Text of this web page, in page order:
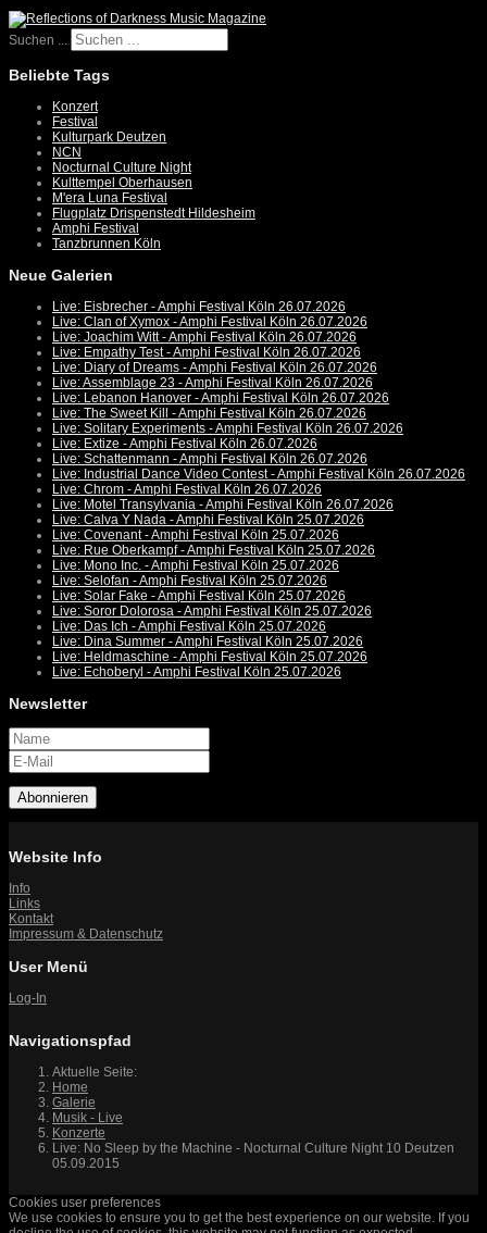
Suchen ...
Beliebte Tags
Konzert
Festival
Kulturpark Deutzen
NCN
Nocturnal Culture Night
Kulttempel Oberhausen
M'era Luna Festival
Flugplatz Drispenstedt Hildesheim
Amphi Festival
Tanzbrunnen Köln
Neue Galerien
Live: Eisbrecher - Amphi Festival Köln 26.07.2026
Live: Clan of Xymox - Amphi Festival Köln 26.07.2026
Live: Joachim Witt - Amphi Festival Köln 26.07.2026
Live: Empathy Test - Amphi Festival Köln 26.07.2026
Live: Diary of Dreams - Amphi Festival Köln 26.07.2026
Live: Assemblage 23 - Amphi Festival Köln 26.07.2026
Live: Lebanon Hanover - Amphi Festival Köln 26.07.2026
Live: The Sweet Kill - Amphi Festival Köln 26.07.2026
Live: Solitary Experiments - Amphi Festival Köln 26.07.2026
Live: Extize - Amphi Festival Köln 26.07.2026
Live: Schattenmann - Amphi Festival Köln 26.07.2026
Live: Industrial Dance Video Contest - Amphi Festival Köln 26.07.2026
Live: Chrom - Amphi Festival Köln 26.07.2026
Live: Motel Transylvania - Amphi Festival Köln 26.07.2026
Live: Calva Y Nada - Amphi Festival Köln 25.07.2026
Live: Covenant - Amphi Festival Köln 25.07.2026
Live: Rue Oberkampf - Amphi Festival Köln 25.07.2026
Live: Mono Inc. - Amphi Festival Köln 25.07.2026
Live: Selofan - Amphi Festival Köln 25.07.2026
Live: Solar Fake - Amphi Festival Köln 25.07.2026
Live: Soror Dolorosa - Amphi Festival Köln 25.07.2026
Live: Das Ich - Amphi Festival Köln 25.07.2026
Live: Dina Summer - Amphi Festival Köln 25.07.2026
Live: Heldmaschine - Amphi Festival Köln 25.07.2026
Live: Echoberyl - Amphi Festival Köln 25.07.2026
Newsletter
Abonnieren
Website Info
Info
Links
Kontakt
Impressum & Datenschutz
User Menü
Log-In
Navigationspfad
Aktuelle Seite:
Home
Galerie
Musik - Live
Konzerte
Live: No Sleep by the Machine - Nocturnal Culture Night 10 Deutzen
05.09.2015
Cookies user preferences
We use cookies to ensure you to get the best experience on our website. If you